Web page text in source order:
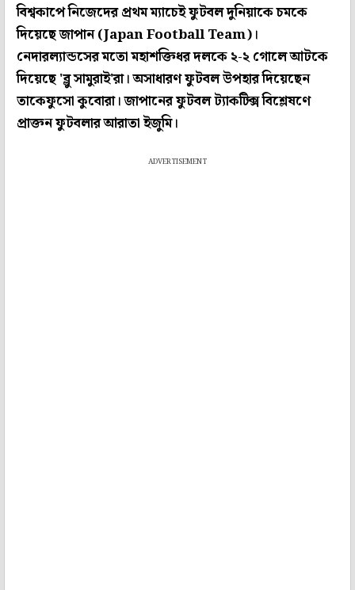
বিশ্বকাপে নিজেদের প্রথম ম্যাচেই ফুটবল দুনিয়াকে চমকে
দিয়েছে জাপান (Japan Football Team)।
নেদারল্যান্ডসের মতো মহাশক্তিধর দলকে ২-২ গোলে আটকে
দিয়েছে 'ব্লু সামুরাই'রা। অসাধারণ ফুটবল উপহার দিয়েছেন
তাকেফুসো কুবোরা। জাপানের ফুটবল ট্যাকটিক্স বিশ্লেষণে
প্রাক্তন ফুটবলার আরাতা ইজুমি।
ADVERTISEMENT